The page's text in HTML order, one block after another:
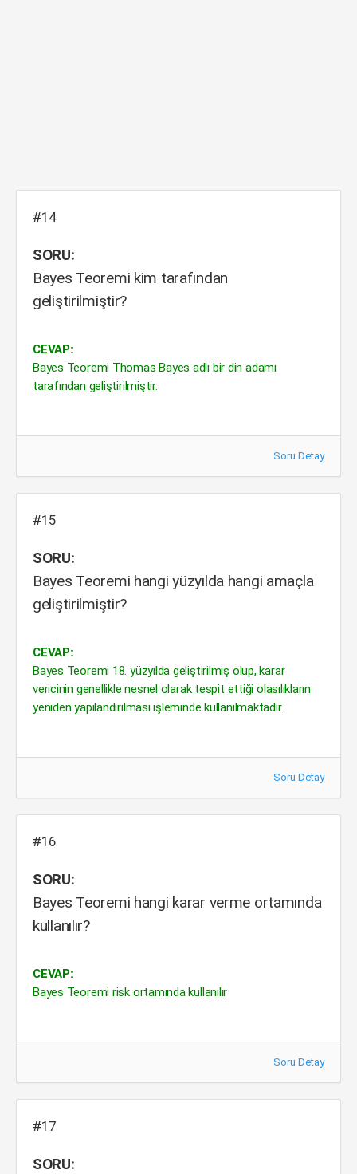
#14
SORU:
Bayes Teoremi kim tarafından
geliştirilmiştir?
CEVAP:
Bayes Teoremi Thomas Bayes adlı bir din adamı
tarafından geliştirilmiştir.
Soru Detay
#15
SORU:
Bayes Teoremi hangi yüzyılda hangi amaçla
geliştirilmiştir?
CEVAP:
Bayes Teoremi 18. yüzyılda geliştirilmiş olup, karar
vericinin genellikle nesnel olarak tespit ettiği olasılıkların
yeniden yapılandırılması işleminde kullanılmaktadır.
Soru Detay
#16
SORU:
Bayes Teoremi hangi karar verme ortamında
kullanılır?
CEVAP:
Bayes Teoremi risk ortamında kullanılır
Soru Detay
#17
SORU: